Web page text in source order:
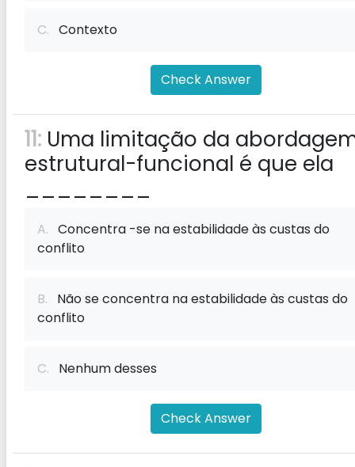
C. Contexto
Check Answer
11: Uma limitação da
estrutural-funcional é que ela
________
A. Concentra -se na estabilidade às custas do
conflito
B. Não se concentra na estabilidade às custas do
conflito
C. Nenhum desses
Check Answer